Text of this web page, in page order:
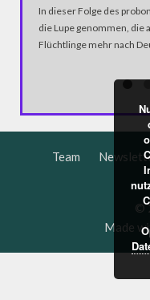
In dieser Folge des
die Lupe genommen, die
Flüchtlinge mehr nach
Team
©
Made